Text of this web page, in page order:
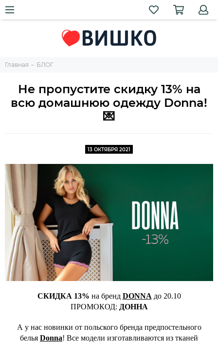
Главная БЛОГ
Не пропустите скидку 13% на
всю домашнюю одежду Donna!
💌
13 ОКТЯБРЯ 2021
СКИДКА 13% на бренд DONNA до 20.10
ПРОМОКОД: ДОННА
А у нас новинки от польского бренда предпостельного
белья Donna! Все модели изготавливаются из тканей